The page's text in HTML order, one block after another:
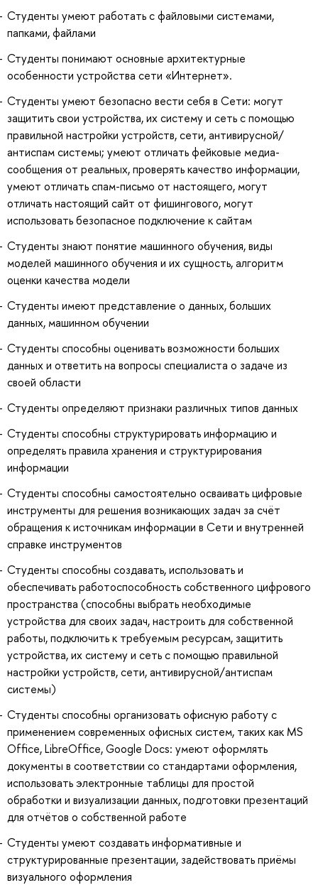
Студенты умеют работать с файловыми системами,
папками, файлами
Студенты понимают основные архитектурные
особенности устройства сети «Интернет».
Студенты умеют безопасно вести себя в Сети: могут
защитить свои устройства, их систему и сеть с помощью
правильной настройки устройств, сети, антивирусной/
антиспам системы; умеют отличать фейковые медиа-
сообщения от реальных, проверять качество информации,
умеют отличать спам-письмо от настоящего, могут
отличать настоящий сайт от фишингового, могут
использовать безопасное подключение к сайтам
Студенты знают понятие машинного обучения, виды
моделей машинного обучения и их сущность, алгоритм
оценки качества модели
Студенты имеют представление о данных, больших
данных, машинном обучении
Студенты способны оценивать возможности больших
данных и ответить на вопросы специалиста о задаче из
своей области
Студенты определяют признаки различных типов данных
Студенты способны структурировать информацию и
определять правила хранения и структурирования
информации
Студенты способны самостоятельно осваивать цифровые
инструменты для решения возникающих задач за счёт
обращения к источникам информации в Сети и внутренней
справке инструментов
Студенты способны создавать, использовать и
обеспечивать работоспособность собственного цифрового
пространства (способны выбрать необходимые
устройства для своих задач, настроить для собственной
работы, подключить к требуемым ресурсам, защитить
устройства, их систему и сеть с помощью правильной
настройки устройств, сети, антивирусной/антиспам
системы)
Студенты способны организовать офисную работу с
применением современных офисных систем, таких как MS
Office, LibreOffice, Google Docs: умеют оформлять
документы в соответствии со стандартами оформления,
использовать электронные таблицы для простой
обработки и визуализации данных, подготовки презентаций
для отчётов о собственной работе
Студенты умеют создавать информативные и
структурированные презентации, задействовать приёмы
визуального оформления